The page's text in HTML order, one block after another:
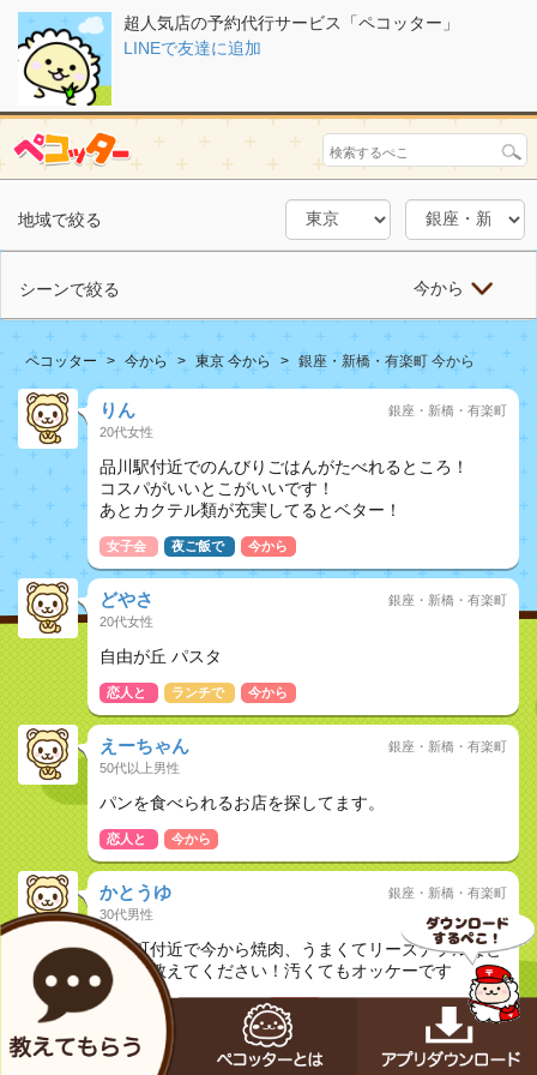
超人気店の予約代行サービス「ペコッター」
LINEで友達に追加
地域で絞る
シーンで絞る 今から
ペコッター 今から 東京 今から 銀座・新橋・有楽町 今から
りん
20代女性
銀座・新橋・有楽町
品川駅付近でのんびりごはんがたべれるところ！
コスパがいいとこがいいです！
あとカクテル類が充実してるとベター！
女子会 夜ご飯で 今から
どやさ
20代女性
銀座・新橋・有楽町
自由が丘 パスタ
恋人と ランチで 今から
えーちゃん
50代以上男性
銀座・新橋・有楽町
パンを食べられるお店を探してます。
恋人と 今から
かとうゆ
30代男性
銀座・新橋・有楽町
有楽町付近で今から焼肉、うまくてリーズナブルなと
ころを教えてください！汚くてもオッケーです
おしどり夫婦 今から
誠 銀座・新橋・有楽町